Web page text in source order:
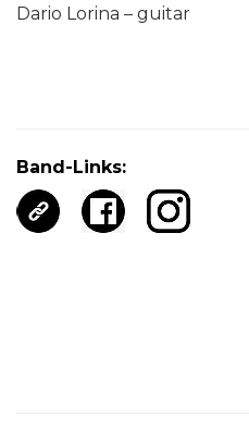
Dario Lorina – guitar
Band-Links: